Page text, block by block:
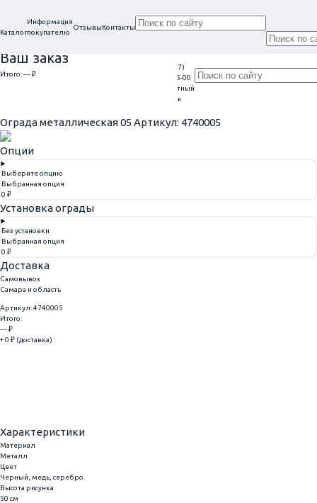
Каталог
Информация
покупателю
ОтзывыКонтакты
Ваш заказ
Итого:— ₽
Проконсультируем
+7 (917)
113-05-00
Обратный
звонок
Ограда металлическая 05 Артикул: 4740005
Опции
Выберите опцию
Выбранная опция
0 ₽
Установка ограды
Без установки
Выбранная опция
0 ₽
Доставка
Самовывоз
Самара и область
Артикул: 4740005
Итого:
— ₽
+ 0 ₽ (доставка)
Характеристики
Материал
Металл
Цвет
Черный, медь, серебро
Высота рисунка
50 см